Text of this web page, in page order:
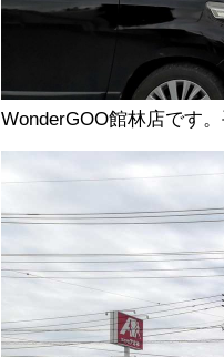
WonderGOO館林店です